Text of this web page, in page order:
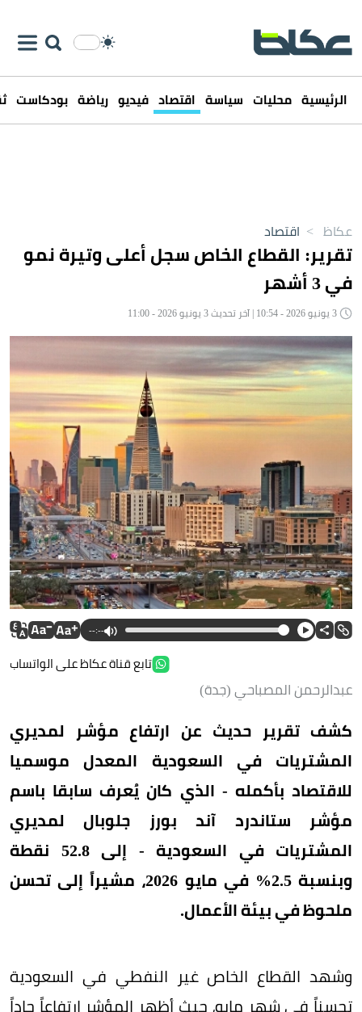
الرئيسية محليات سياسة اقتصاد فيديو رياضة بودكاست
عكاظ > اقتصاد
تقرير: القطاع الخاص سجل أعلى وتيرة نمو
في 3 أشهر
--:--
تابع قناة عكاظ على الواتساب
عبدالرحمن المصباحي (جدة)
كشف تقرير حديث عن ارتفاع مؤشر لمديري
المشتريات في السعودية المعدل موسميا
للاقتصاد بأكمله - الذي كان يُعرف سابقا باسم
مؤشر ستاندرد آند بورز جلوبال لمديري
المشتريات في السعودية - إلى 52.8 نقطة
وبنسبة 2.5% في مايو 2026، مشيراً إلى تحسن
ملحوظ في بيئة الأعمال.
وشهد القطاع الخاص غير النفطي في السعودية